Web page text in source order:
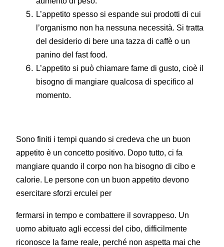
L’appetito spesso si espande sui prodotti di cui
l’organismo non ha nessuna necessità. Si tratta
del desiderio di bere una tazza di caffè o un
panino del fast food.
L’appetito si può chiamare fame di gusto, cioè il
bisogno di mangiare qualcosa di specifico al
momento.
Sono finiti i tempi quando si credeva che un buon
appetito è un concetto positivo. Dopo tutto, ci fa
mangiare quando il corpo non ha bisogno di cibo e
calorie. Le persone con un buon appetito devono
esercitare sforzi erculei per
fermarsi in tempo e combattere il sovrappeso. Un
uomo abituato agli eccessi del cibo, difficilmente
riconosce la fame reale, perché non aspetta mai che